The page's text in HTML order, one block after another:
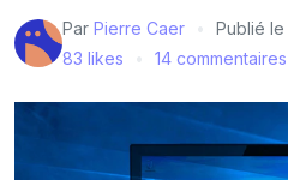
Par Pierre Caer Publié le
83 likes
14 commentaires